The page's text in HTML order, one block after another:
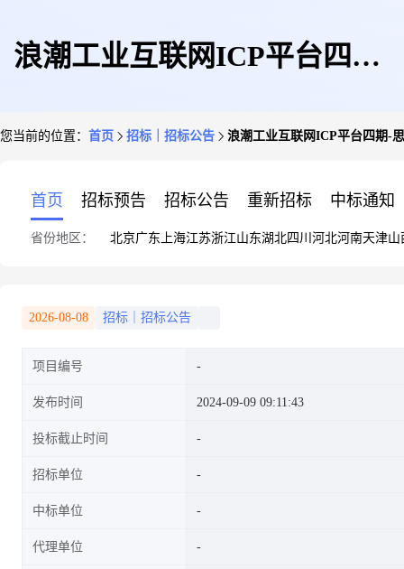
浪潮工业互联网ICP平台四期-
您当前的位置： 首页 招标｜招标公告 浪潮工业互联网ICP平台四期-
首页 招标预告 招标公告 重新招标 中标通知
省份地区： 北京广东 上海江苏浙江山东湖北四川 河北河南天津山
2026-08-08 招标｜招标公告
项目编号
发布时间 2024-09-09 09:11:43
投标截止时间
招标单位
中标单位
代理单位